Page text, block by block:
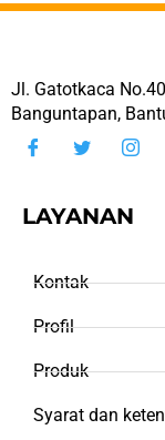
Jl. Gatotkaca
Banguntapan,
LAYANAN
Kontak
Profil
Produk
Syarat dan